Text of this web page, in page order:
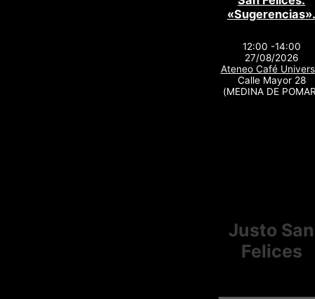
«Sugerencias».
12:00 -14:00
27/08/2026
Ateneo Café
Calle Mayor 28
(MEDINA DE
Justo San
Felices